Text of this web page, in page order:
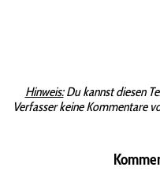
Hinweis:Du kannst diesen
Verfasser keine Kommentare